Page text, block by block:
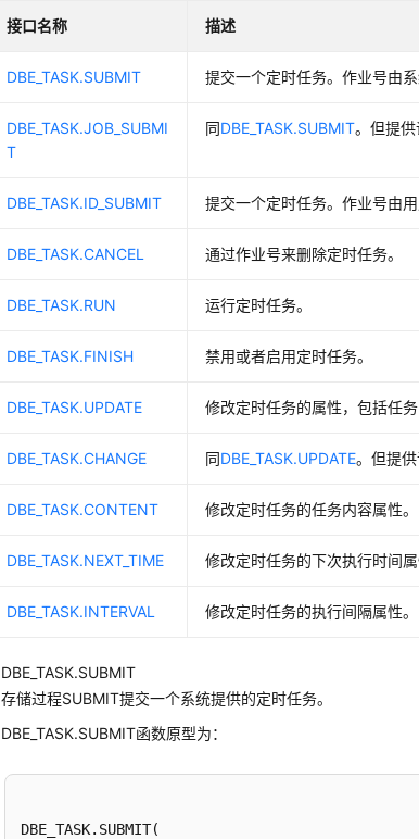
接口名称 描述
DBE_TASK.SUBMIT 提交一个定时任务。作业号由系
DBE_TASK.JOB_SUBMI
T
同DBE_TASK.SUBMIT。但提供
DBE_TASK.ID_SUBMIT 提交一个定时任务。作业号由用
DBE_TASK.CANCEL 通过作业号来删除定时任务。
DBE_TASK.RUN 运行定时任务。
DBE_TASK.FINISH 禁用或者启用定时任务。
DBE_TASK.UPDATE 修改定时任务的属性，包括任
DBE_TASK.CHANGE 同DBE_TASK.UPDATE。但提供
DBE_TASK.CONTENT 修改定时任务的任务内容属性。
DBE_TASK.NEXT_TIME 修改定时任务的下次执行时间属
DBE_TASK.INTERVAL 修改定时任务的执行间隔属性。
DBE_TASK.SUBMIT
存储过程SUBMIT提交一个系统提供的定时任务。
DBE_TASK.SUBMIT函数原型为：
DBE_TASK.SUBMIT(